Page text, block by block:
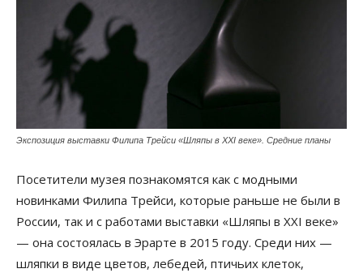
Экспозиция выставки Филипа Трейси «Шляпы в XXI веке». Средние планы
Посетители музея познакомятся как с модными
новинками Филипа Трейси, которые раньше не были в
России, так и с работами выставки «Шляпы в XXI веке»
— она состоялась в Эрарте в 2015 году. Среди них —
шляпки в виде цветов, лебедей, птичьих клеток,